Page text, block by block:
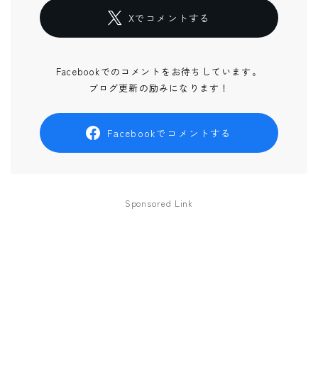
Xでコメントする
Facebookでのコメントをお待ちしています。
ブログ更新の励みになります！
Facebookでコメントする
Sponsored Link